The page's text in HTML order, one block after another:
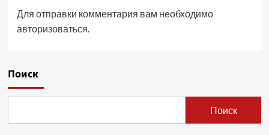
Для отправки комментария вам необходимо
авторизоваться.
Поиск
Поиск